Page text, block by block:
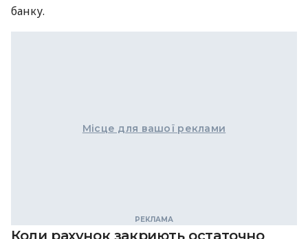
банку.
Місце для вашої реклами
Коли рахунок закриють остаточно